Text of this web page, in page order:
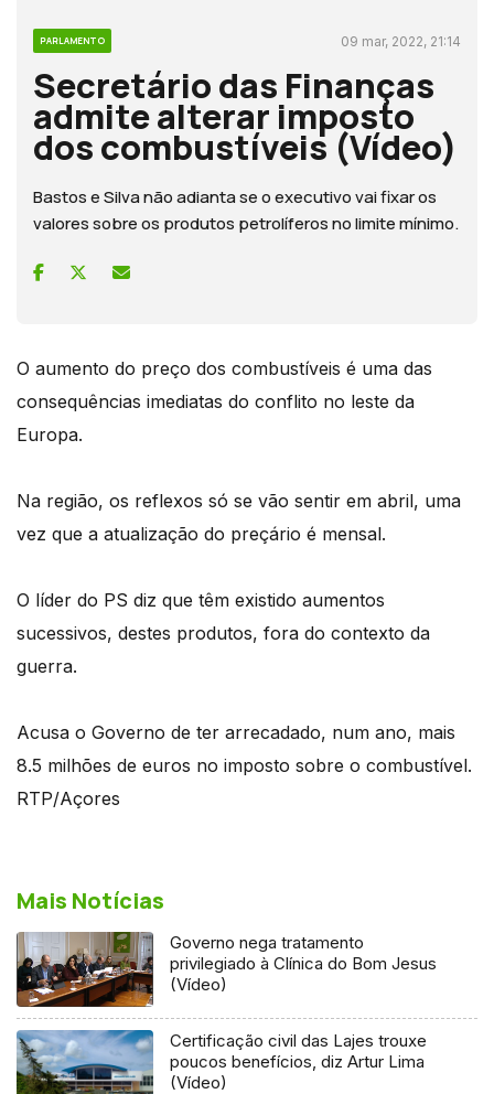
PARLAMENTO 09 mar, 2022, 21:14
Secretário das Finanças
admite alterar imposto
dos combustíveis (Vídeo)
Bastos e Silva não adianta se o executivo vai fixar os
valores sobre os produtos petrolíferos no limite mínimo.
O aumento do preço dos combustíveis é uma das
consequências imediatas do conflito no leste da
Europa.
Na região, os reflexos só se vão sentir em abril, uma
vez que a atualização do preçário é mensal.
O líder do PS diz que têm existido aumentos
sucessivos, destes produtos, fora do contexto da
guerra.
Acusa o Governo de ter arrecadado, num ano, mais
8.5 milhões de euros no imposto sobre o combustível.
RTP/Açores
Mais Notícias
Governo nega tratamento
privilegiado à Clínica do Bom Jesus
(Vídeo)
Certificação civil das Lajes trouxe
poucos benefícios, diz Artur Lima
(Vídeo)